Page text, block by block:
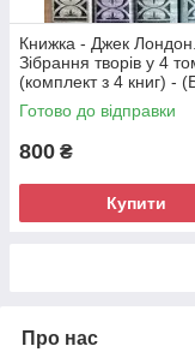
Книжка - Джек Лондон.
Зібрання творів у 4
(комплект з 4 книг) -
Уцінка)
Готово до відправки
800 ₴
Купити
Про нас